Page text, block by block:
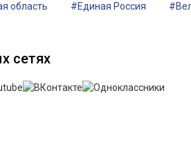
область #Единая Россия
сетях